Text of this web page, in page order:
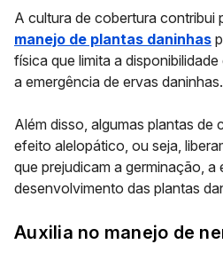
A cultura de cobertura contribui
manejo de plantas daninhas
física que limita a
a emergência de ervas daninhas.
Além disso, algumas plantas de
efeito alelopático, ou seja,
que prejudicam a germinação, a
desenvolvimento das plantas
Auxilia no manejo de